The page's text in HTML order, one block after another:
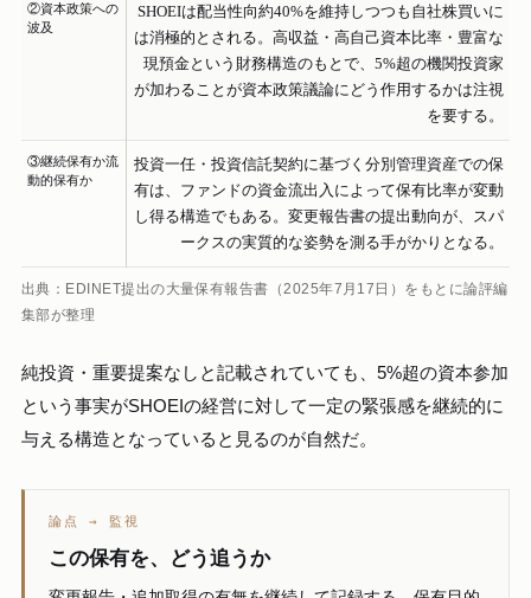
②資本政策への
波及
SHOEIは配当性向約40%を維持しつつも自社株買いに
は消極的とされる。高収益・高自己資本比率・豊富な
現預金という財務構造のもとで、5%超の機関投資家
が加わることが資本政策議論にどう作用するかは注視
を要する。
③継続保有か流
動的保有か
投資一任・投資信託契約に基づく分別管理資産での保
有は、ファンドの資金流出入によって保有比率が変動
し得る構造でもある。変更報告書の提出動向が、スパ
ークスの実質的な姿勢を測る手がかりとなる。
出典：EDINET提出の大量保有報告書（2025年7月17日）をもとに論評編
集部が整理
純投資・重要提案なしと記載されていても、5%超の資本参加
という事実がSHOEIの経営に対して一定の緊張感を継続的に
与える構造となっていると見るのが自然だ。
論点 → 監視
この保有を、どう追うか